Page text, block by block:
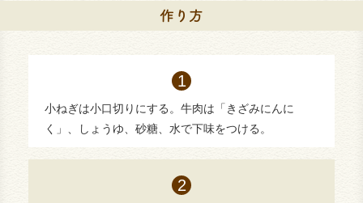
小ねぎは小口切りにする。牛肉は「きざみにんに
く」、しょうゆ、砂糖、水で下味をつける。